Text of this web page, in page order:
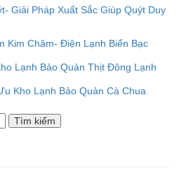
Giải Pháp Xuất Sắc Giúp Quýt Duy
Kim Châm- Điện Lạnh Biển Bạc
Lạnh Bảo Quản Thịt Đông Lạnh
Kho Lạnh Bảo Quản Cà Chua